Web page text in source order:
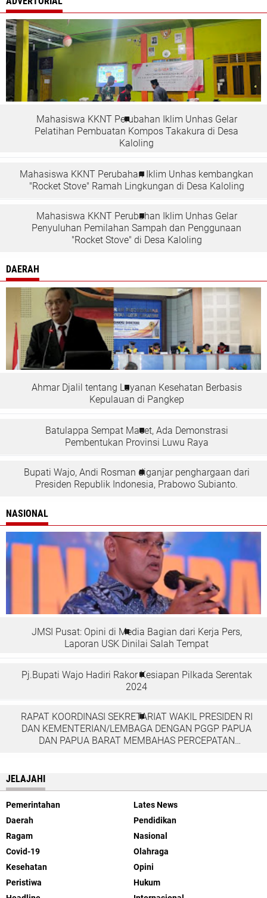
Mahasiswa KKNT Perubahan Iklim Unhas Gelar
Pelatihan Pembuatan Kompos Takakura di Desa
Kaloling
Mahasiswa KKNT Perubahan Iklim Unhas kembangkan
"Rocket Stove" Ramah Lingkungan di Desa Kaloling
Mahasiswa KKNT Perubahan Iklim Unhas Gelar
Penyuluhan Pemilahan Sampah dan Penggunaan
"Rocket Stove" di Desa Kaloling
DAERAH
Ahmar Djalil tentang Layanan Kesehatan Berbasis
Kepulauan di Pangkep
Batulappa Sempat Macet, Ada Demonstrasi
Pembentukan Provinsi Luwu Raya
Bupati Wajo, Andi Rosman diganjar penghargaan dari
Presiden Republik Indonesia, Prabowo Subianto.
NASIONAL
JMSI Pusat: Opini di Media Bagian dari Kerja Pers,
Laporan USK Dinilai Salah Tempat
Pj.Bupati Wajo Hadiri Rakor Kesiapan Pilkada Serentak
2024
RAPAT KOORDINASI SEKRETARIAT WAKIL PRESIDEN RI
DAN KEMENTERIAN/LEMBAGA DENGAN PGGP PAPUA
DAN PAPUA BARAT MEMBAHAS PERCEPATAN
JELAJAHI
Pemerintahan
Lates News
Daerah
Pendidikan
Ragam
Nasional
Covid-19
Olahraga
Kesehatan
Opini
Peristiwa
Hukum